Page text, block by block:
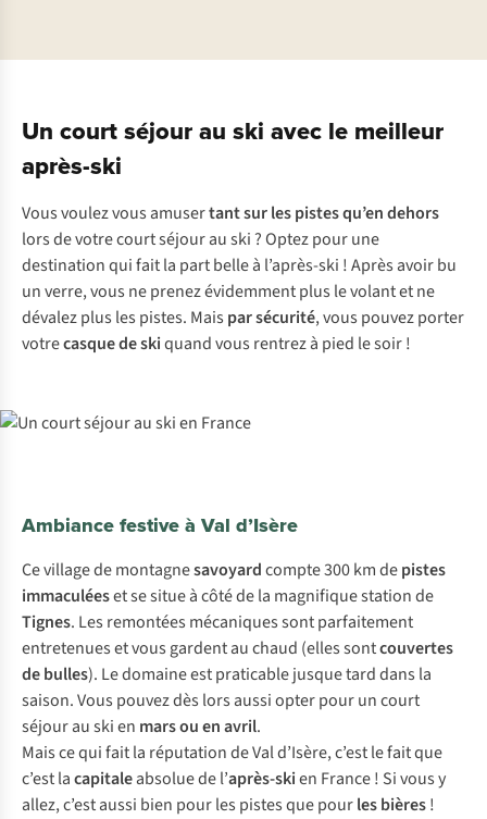
Un court séjour au ski avec le meilleur
après-ski
Vous voulez vous amusertant sur les pistes qu’en dehors
lors de votre court séjour au ski ? Optez pour une
destination qui fait la part belle à l’après-ski ! Après avoir bu
un verre, vous ne prenez évidemment plus le volant et ne
dévalez plus les pistes. Mais par sécurité, vous pouvez porter
votrecasque de skiquand vous rentrez à pied le soir !
Ambiance festive à Val d’Isère
Ce village de montagnesavoyardcompte 300 km depistes
immaculéeset se situe à côté de la magnifique station de
Tignes. Les remontées mécaniques sont parfaitement
entretenues et vous gardent au chaud (elles sontcouvertes
de bulles). Le domaine est praticable jusque tard dans la
saison. Vous pouvez dès lors aussi opter pour un court
séjour au ski en mars ou en avril.
Mais ce qui fait la réputation de Val d’Isère, c’est le fait que
c’est lacapitaleabsolue de l’après-skien France ! Si vous y
allez, c’est aussi bien pour les pistes que pourles bières!